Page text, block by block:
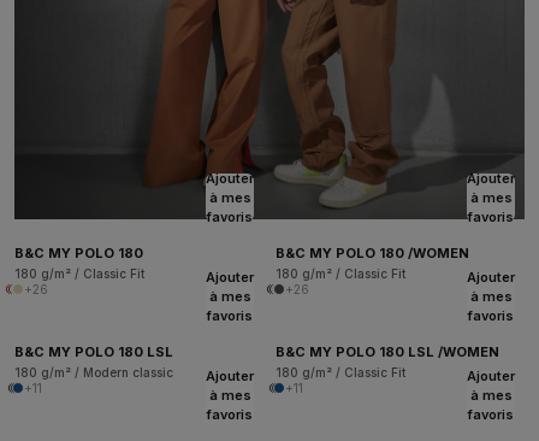
Ajouter
à mes
favoris
B&C MY POLO 180
180 g/m² / Classic Fit
+26
Ajouter
à mes
favoris
B&C MY POLO 180 /WOMEN
180 g/m² / Classic Fit
+26
Ajouter
à mes
favoris
B&C MY POLO 180 LSL
180 g/m² / Modern classic
+11
Ajouter
à mes
favoris
B&C MY POLO 180 LSL /WOMEN
180 g/m² / Classic Fit
+11
Ajouter
à mes
favoris
Ajouter
à mes
favoris